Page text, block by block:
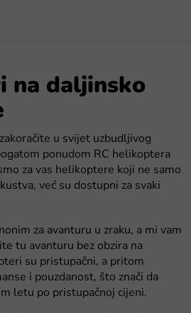
na daljinsko
u svijet uzbudljivog
ponudom RC helikoptera
za vas helikoptere koji ne samo
već su dostupni za svaki
za avanturu u zraku, a mi vam
tu avanturu bez obzira na
su pristupačni, a pritom
i pouzdanost, što znači da
letu po pristupačnoj cijeni.